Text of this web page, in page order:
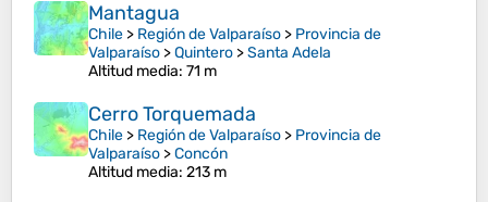
Mantagua
Chile > Región de Valparaíso > Provincia de
Valparaíso >Quintero >Santa Adela
Altitud media: 71 m
Cerro Torquemada
Chile > Región de Valparaíso > Provincia de
Valparaíso >Concón
Altitud media: 213 m